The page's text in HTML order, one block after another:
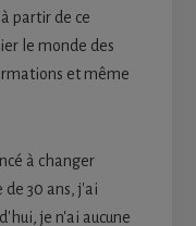
partir de ce
le monde des
et même
à changer
30 ans, j'ai
je n'ai aucune